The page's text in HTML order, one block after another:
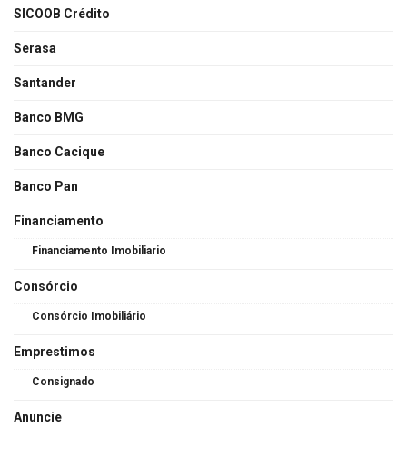
SICOOB Crédito
Serasa
Santander
Banco BMG
Banco Cacique
Banco Pan
Financiamento
Financiamento Imobiliario
Consórcio
Consórcio Imobiliário
Emprestimos
Consignado
Anuncie